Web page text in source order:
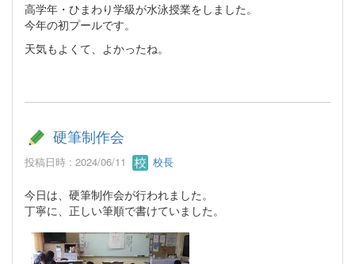
高学年・ひまわり学級が水泳授業をしました。
今年の初プールです。
天気もよくて、よかったね。
硬筆制作会
投稿日時 : 2024/06/11 校長
今日は、硬筆制作会が行われました。
丁寧に、正しい筆順で書けていました。